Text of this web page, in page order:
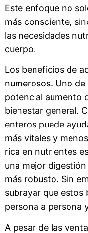
Este enfoque no
más consciente,
las necesidades
cuerpo.
Los beneficios de
numerosos. Uno
potencial aumento
bienestar general.
enteros puede
más vitales y
rica en nutrientes
una mejor
más robusto. Sin
subrayar que estos
persona a persona
A pesar de las